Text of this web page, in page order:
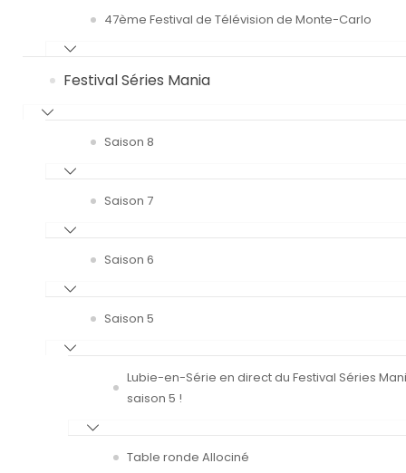
47ème Festival de Télévision de Monte-Carlo
Festival Séries Mania
Saison 8
Saison 7
Saison 6
Saison 5
Lubie-en-Série en direct du Festival Séries
saison 5 !
Table ronde Allociné